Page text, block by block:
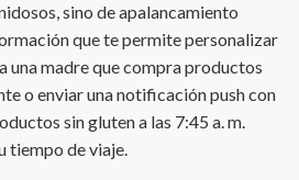
sino de apalancamiento
que te permite personalizar
una madre que compra productos
o enviar una notificación push con
sin gluten a las 7:45 a. m.
tiempo de viaje.